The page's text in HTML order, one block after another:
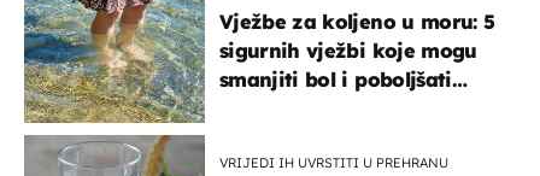
Vježbe za koljeno u moru: 5
sigurnih vježbi koje mogu
smanjiti bol i poboljšati
VRIJEDI IH UVRSTITI U PREHRANU